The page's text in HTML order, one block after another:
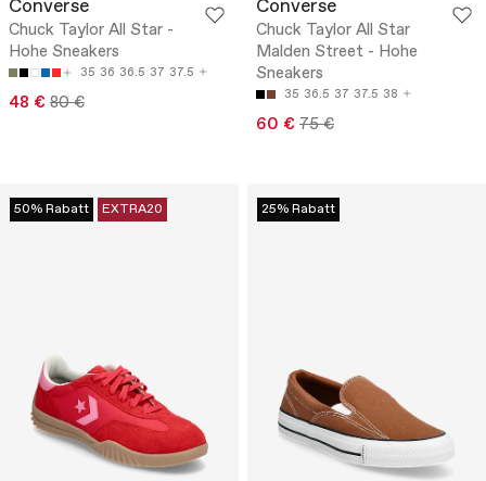
Converse
Chuck Taylor All Star -
Hohe Sneakers
35 36 36.5 37 37.5
48 € 80 €
Converse
Chuck Taylor All Star
Malden Street - Hohe
Sneakers
35 36.5 37 37.5 38
60 € 75 €
50% Rabatt EXTRA20 25% Rabatt